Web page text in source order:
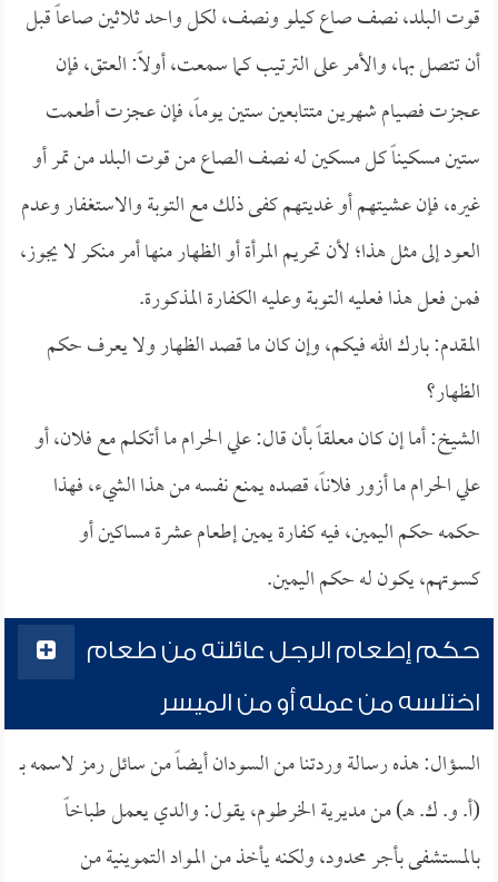
قوت البلد، نصف صاع كيلو ونصف، لكل واحد ثلاثين صاعاً قبل
أن تتصل بها، والأمر على الترتيب كما سمعت، أولاً: العتق، فإن
عجزت فصيام شهرين متتابعين ستين يوماً، فإن عجزت أطعمت
ستين مسكيناً كل مسكين له نصف الصاع من قوت البلد من تمر أو
غيره، فإن عشيتهم أو غديتهم كفى ذلك مع التوبة والاستغفار وعدم
العود إلى مثل هذا؛ لأن تحريم المرأة أو الظهار منها أمر منكر لا يجوز،
فمن فعل هذا فعليه التوبة وعليه الكفارة المذكورة.
المقدم: بارك الله فيكم، وإن كان ما قصد الظهار ولا يعرف حكم
الظهار؟
الشيخ: أما إن كان معلقاً بأن قال: علي الحرام ما أتكلم مع فلان، أو
علي الحرام ما أزور فلاناً، قصده يمنع نفسه من هذا الشيء، فهذا
حكمه حكم اليمين، فيه كفارة يمين إطعام عشرة مساكين أو
كسوتهم، يكون له حكم اليمين.
حكم إطعام الرجل عائلته من طعام
اختلسه من عمله أو من الميسر
السؤال: هذه رسالة وردتنا من السودان أيضاً من سائل رمز لاسمه بـ
(أ. و. ك. هـ) من مديرية الخرطوم، يقول: والدي يعمل طباخاً
بالمستشفى بأجر محدود، ولكنه يأخذ من المواد التموينية من